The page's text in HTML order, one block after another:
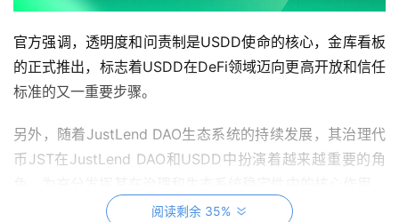
官方强调，透明度和问责制是USDD使命的核心，金库看板
的正式推出，标志着USDD在DeFi领域迈向更高开放和信任
标准的又一重要步骤。
另外，随着JustLend DAO生态系统的持续发展，其治理代
币JST在JustLend DAO和USDD中扮演着越来越重要的角
社区引入了JST回购与销毁机制。这一战略举措旨在优化代
阅读剩余 35%